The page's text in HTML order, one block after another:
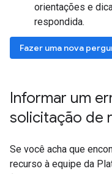
orientações e
respondida.
Fazer uma nova
Informar um
solicitação de
Se você acha que
recurso à equipe da